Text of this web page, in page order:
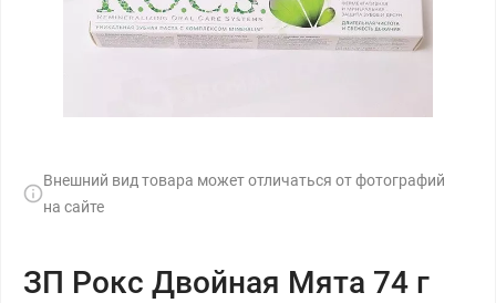
Внешний вид товара может отличаться от фотографий
на сайте
ЗП Рокс Двойная Мята 74 г